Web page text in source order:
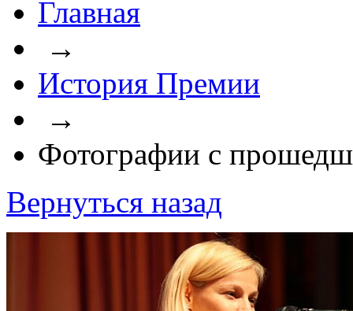
Главная
→
История Премии
→
Фотографии с
Вернуться назад